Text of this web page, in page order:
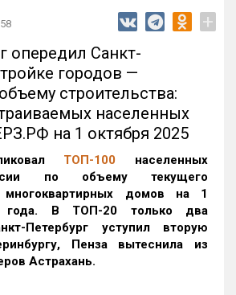
+
опередил Санкт-
городов —
строительства:
населенных
на 1 октября 2025
ТОП-100 населенных
по объему текущего
многоквартирных домов на 1
года. В ТОП-20 только два
Петербург уступил вторую
Пенза вытеснила из
Астрахань.